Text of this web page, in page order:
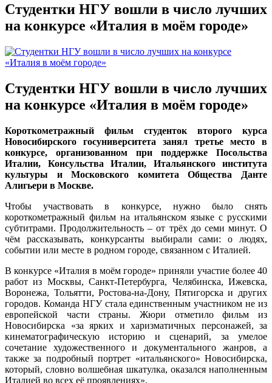
Студентки НГУ вошли в число лучших
на конкурсе «Италия в моём городе»
Студентки НГУ вошли в число лучших
на конкурсе «Италия в моём городе»
Короткометражный фильм студенток второго курса
Новосибирского госуниверситета занял третье место в
конкурсе, организованном при поддержке Посольства
Италии, Консульства Италии, Итальянского института
культуры и Московского комитета Общества Данте
Алигьери в Москве.
Чтобы участвовать в конкурсе, нужно было снять
короткометражный фильм на итальянском языке с русскими
субтитрами. Продолжительность – от трёх до семи минут. О
чём рассказывать, конкурсанты выбирали сами: о людях,
событии или месте в родном городе, связанном с Италией.
В конкурсе «Италия в моём городе» приняли участие более 40
работ из Москвы, Санкт-Петербурга, Челябинска, Ижевска,
Воронежа, Тольятти, Ростова-на-Дону, Пятигорска и других
городов. Команда НГУ стала единственным участником не из
европейской части страны. Жюри отметило фильм из
Новосибирска «за ярких и харизматичных персонажей, за
кинематографическую историю и сценарий, за умелое
сочетание художественного и документального жанров, а
также за подробный портрет «итальянского» Новосибирска,
который, словно волшебная шкатулка, оказался наполненным
Италией во всех её проявлениях».